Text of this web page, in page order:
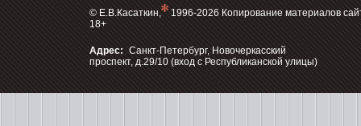
Адрес: Санкт-Петербург, Новочеркасский
проспект, д.29/10 (вход с Республиканской улицы)
© Е.В.Касаткин,
1996-2026 Копирование материалов
18+